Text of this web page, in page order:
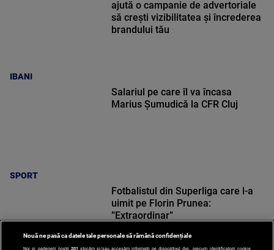
IBANI
ajută o campanie de advertoriale
să crești vizibilitatea și încrederea
brandului tău
SPORT
Salariul pe care îl va încasa
Marius Șumudică la CFR Cluj
Fotbalistul din Superliga care l-a
uimit pe Florin Prunea:
”Extraordinar”
Nouă ne pasă ca datele tale personale să rămână confidențiale
Noi și partenerii noștri 201 stocăm și/sau accesăm informații pe dispozitivul dvs., precum identificatorii cookie